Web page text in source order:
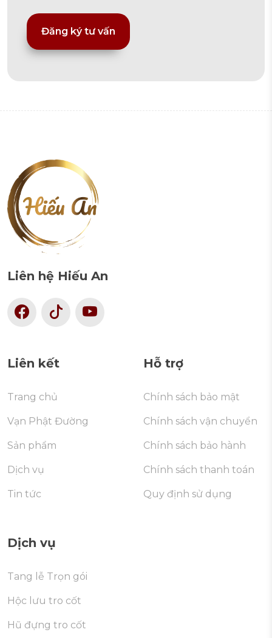
Liên hệ Hiếu An
Liên kết
Trang chủ
Vạn Phật Đường
Sản phẩm
Dịch vụ
Tin tức
Hỗ trợ
Chính sách bảo mật
Chính sách vận chuyển
Chính sách bảo hành
Chính sách thanh toán
Quy định sử dụng
Dịch vụ
Tang lễ Trọn gói
Hộc lưu tro cốt
Hũ đựng tro cốt